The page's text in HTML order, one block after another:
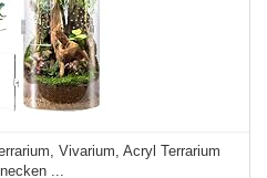
Vivarium, Acryl Terrarium
...